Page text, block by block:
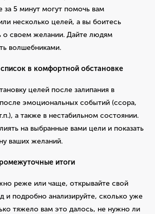
5 минут могут помочь вам
несколько целей, а вы боитесь
о своем желании. Дайте людям
волшебниками.
в комфортной обстановке
целей после залипания в
эмоциональных событий (ссора,
а также в нестабильном состоянии.
на выбранные вами цели и показать
ваших желаний.
итоги
реже или чаще, открывайте свой
и подробно анализируйте, сколько уже
тяжело вам это далось, не нужно ли